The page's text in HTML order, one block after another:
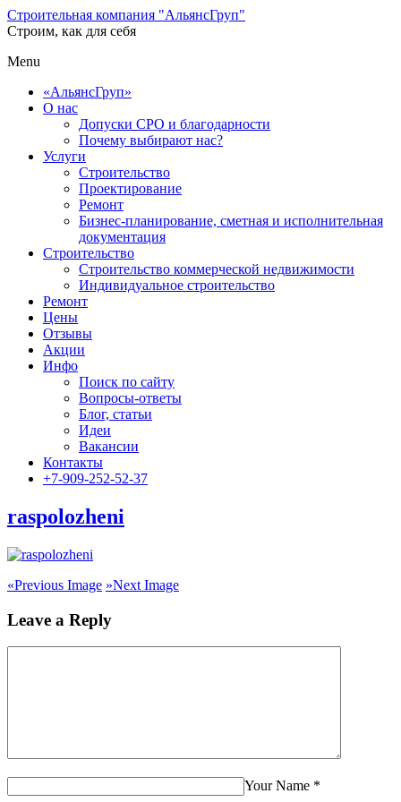
Строительная компания "АльянсГруп"
Строим, как для себя
Menu
«АльянсГруп»
О нас
Допуски СРО и благодарности
Почему выбирают нас?
Услуги
Строительство
Проектирование
Ремонт
Бизнес-планирование, сметная и исполнительная
документация
Строительство
Строительство коммерческой недвижимости
Индивидуальное строительство
Ремонт
Цены
Отзывы
Акции
Инфо
Поиск по сайту
Вопросы-ответы
Блог, статьи
Идеи
Вакансии
Контакты
+7-909-252-52-37
raspolozheni
«Previous Image »Next Image
Leave a Reply
Your Name *